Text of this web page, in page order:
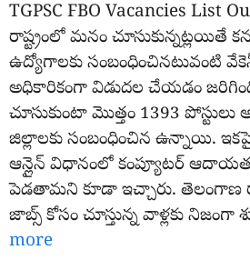
TGPSC FBO Vacancies List
రాష్ట్రంలో మనం చూసుకున్నట్లయితే
ఉద్యోగాలకు సంబంధించినటువంటి
అధికారికంగా విడుదల చేయడం
చూసుకుంటా మొత్తం 1393
జిల్లాలకు సంబంధించిన ఉన్నాయి.
ఆన్లైన్ విధానంలో కంప్యూటర్
పెడతామని కూడా ఇచ్చారు. తెలంగాణ
జాబ్స్ కోసం చూస్తున్న వాళ్లకు నిజంగా
more